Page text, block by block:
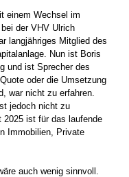
einem Wechsel im
der VHV Ulrich
langjähriges Mitglied des
Nun ist Boris
und ist Sprecher des
oder die Umsetzung
war nicht zu erfahren.
jedoch nicht zu
2025 ist für das laufende
Immobilien, Private
auch wenig sinnvoll.